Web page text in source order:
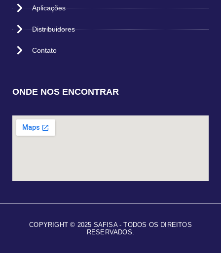
Aplicações
Distribuidores
Contato
ONDE NOS ENCONTRAR
COPYRIGHT © 2025 SAFISA - TODOS OS DIREITOS
RESERVADOS.